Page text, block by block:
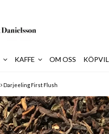
Darjeeling First Flush
KAFFE OM OSS